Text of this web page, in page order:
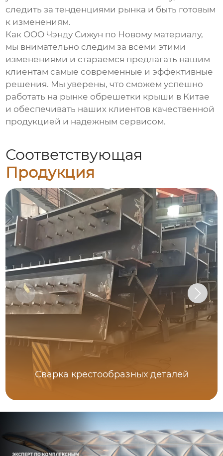
следить за тенденциями рынка и быть готовым
к изменениям.
Как ООО Чэнду Сижун по Новому материалу,
мы внимательно следим за всеми этими
изменениями и стараемся предлагать нашим
клиентам самые современные и эффективные
решения. Мы уверены, что сможем успешно
работать на рынке обрешетки крыши в Китае
и обеспечивать наших клиентов качественной
продукцией и надежным сервисом.
Соответствующая
Продукция
Сварка крестообразных деталей